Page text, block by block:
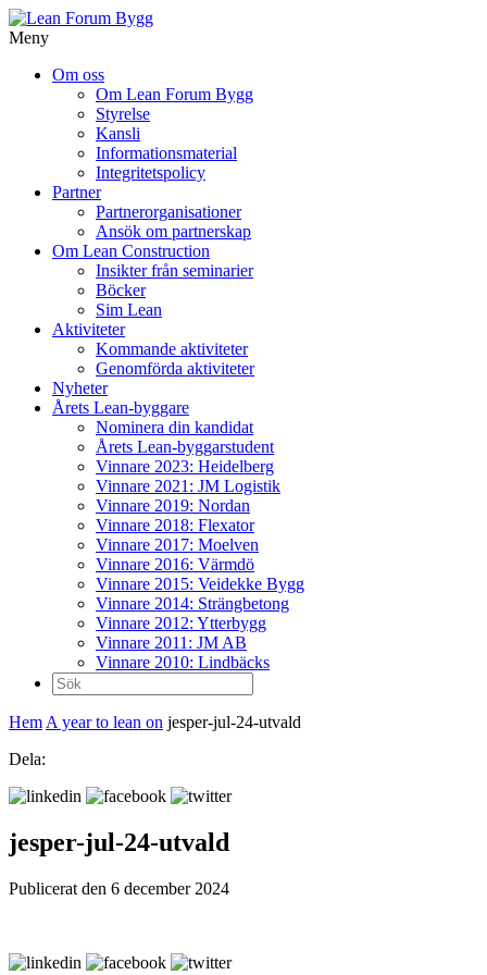
Meny
Om oss
Om Lean Forum Bygg
Styrelse
Kansli
Informationsmaterial
Integritetspolicy
Partner
Partnerorganisationer
Ansök om partnerskap
Om Lean Construction
Insikter från seminarier
Böcker
Sim Lean
Aktiviteter
Kommande aktiviteter
Genomförda aktiviteter
Nyheter
Årets Lean-byggare
Nominera din kandidat
Årets Lean-byggarstudent
Vinnare 2023: Heidelberg
Vinnare 2021: JM Logistik
Vinnare 2019: Nordan
Vinnare 2018: Flexator
Vinnare 2017: Moelven
Vinnare 2016: Värmdö
Vinnare 2015: Veidekke Bygg
Vinnare 2014: Strängbetong
Vinnare 2012: Ytterbygg
Vinnare 2011: JM AB
Vinnare 2010: Lindbäcks
Sök
efter:
Hem A year to lean on jesper-jul-24-utvald
Dela:
jesper-jul-24-utvald
Publicerat den 6 december 2024